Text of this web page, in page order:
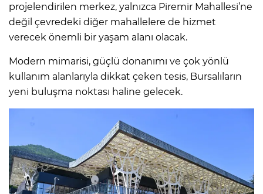
projelendirilen merkez, yalnızca Piremir Mahallesi’ne
değil çevredeki diğer mahallelere de hizmet
verecek önemli bir yaşam alanı olacak.
Modern mimarisi, güçlü donanımı ve çok yönlü
kullanım alanlarıyla dikkat çeken tesis, Bursalıların
yeni buluşma noktası haline gelecek.